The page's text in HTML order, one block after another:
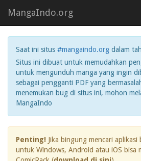
MangaIndo.org
Saat ini situs #mangaindo.org dalam
Situs ini dibuat untuk memudahkan
untuk mengunduh manga yang ingin
sebagai pengganti PDF yang
menemukan bug di situs ini, mohon
MangaIndo
Penting! Jika bingung mencari
untuk Windows, Android atau iOS bisa